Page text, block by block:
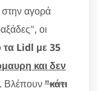
στην αγορά
οι
Lidl με 35
και δεν
. Βλέπουν"κάτι